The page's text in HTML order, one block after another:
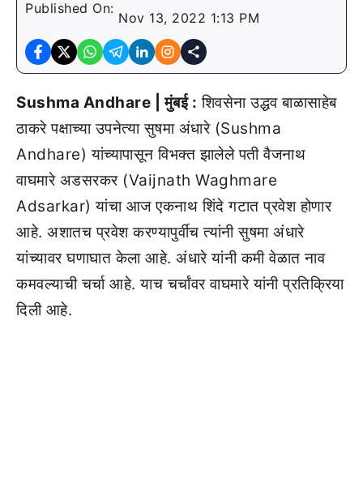
Published On:
Nov 13, 2022 1:13 PM
Sushma Andhare | मुंबई : शिवसेना उद्धव बाळासाहेब
ठाकरे पक्षाच्या उपनेत्या सुषमा अंधारे (Sushma
Andhare) यांच्यापासून विभक्त झालेले पती वैजनाथ
वाघमारे अडसरकर (Vaijnath Waghmare
Adsarkar) यांचा आज एकनाथ शिंदे गटात प्रवेश होणार
आहे. अशातच प्रवेश करण्यापुर्वीच त्यांनी सुषमा अंधारे
यांच्यावर घणाघात केला आहे. अंधारे यांनी कमी वेळात नाव
कमवल्याची चर्चा आहे. याच चर्चांवर वाघमारे यांनी प्रतिक्रिया
दिली आहे.